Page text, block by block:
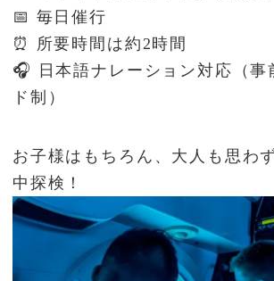
📅 毎日催行
⏰ 所要時間は約2時間
🎧 日本語ナレーション対応（事
ド制）
お子様はもちろん、大人も思わ
中探検！